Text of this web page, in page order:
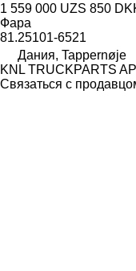
1 559 000 UZS 850
Фара
81.25101-6521
Дания, Tappernøje
KNL TRUCKPARTS
Связаться с